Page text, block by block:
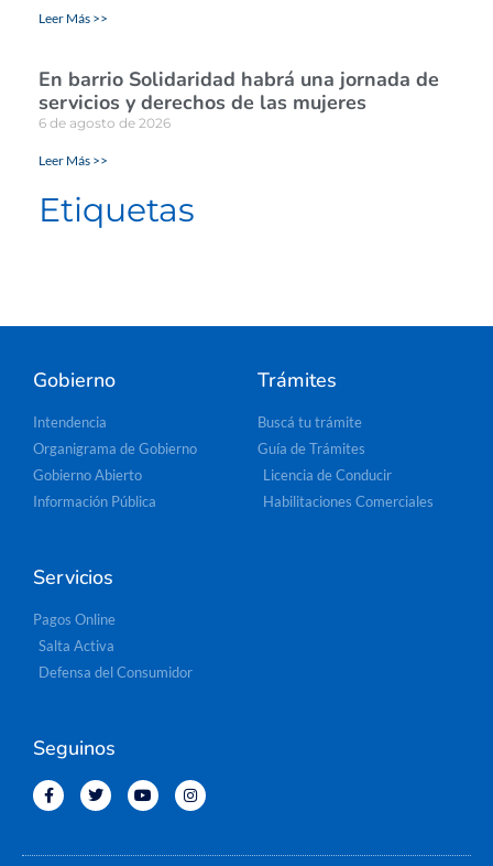
Leer Más >>
En barrio Solidaridad habrá una jornada de
servicios y derechos de las mujeres
6 de agosto de 2026
Leer Más >>
Etiquetas
Gobierno
Intendencia
Organigrama de Gobierno
Gobierno Abierto
Información Pública
Trámites
Buscá tu trámite
Guía de Trámites
Licencia de Conducir
Habilitaciones Comerciales
Servicios
Pagos Online
Salta Activa
Defensa del Consumidor
Seguinos